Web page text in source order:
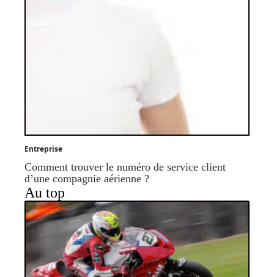
Entreprise
Comment trouver le numéro de service client
d’une compagnie aérienne ?
Au top